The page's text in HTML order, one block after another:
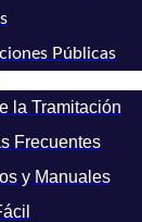
Públicas
la Tramitación
Frecuentes
y Manuales